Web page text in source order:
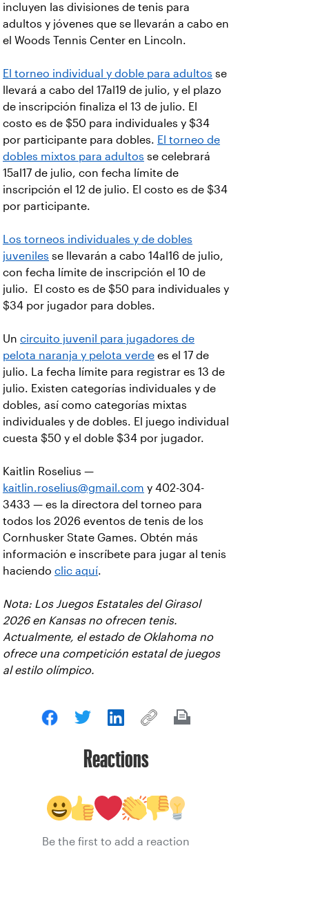
incluyen las divisiones de tenis para
adultos y jóvenes que se llevarán a cabo en
el Woods Tennis Center en Lincoln.
El torneo individual y doble para adultos se
llevará a cabo del 17al19 de julio, y el plazo
de inscripción finaliza el 13 de julio. El
costo es de $50 para individuales y $34
por participante para dobles. El torneo de
dobles mixtos para adultos se celebrará
15al17 de julio, con fecha límite de
inscripción el 12 de julio. El costo es de $34
por participante.
Los torneos individuales y de dobles
juveniles se llevarán a cabo 14al16 de julio,
con fecha límite de inscripción el 10 de
julio. El costo es de $50 para individuales y
$34 por jugador para dobles.
Un circuito juvenil para jugadores de
pelota naranja y pelota verde es el 17 de
julio. La fecha límite para registrar es 13 de
julio. Existen categorías individuales y de
dobles, así como categorías mixtas
individuales y de dobles. El juego individual
cuesta $50 y el doble $34 por jugador.
Kaitlin Roselius —
kaitlin.roselius@gmail.com y 402-304-
3433 — es la directora del torneo para
todos los 2026 eventos de tenis de los
Cornhusker State Games. Obtén más
información e inscríbete para jugar al tenis
haciendo clic aquí.
Nota: Los Juegos Estatales del Girasol
2026 en Kansas no ofrecen tenis.
Actualmente, el estado de Oklahoma no
ofrece una competición estatal de juegos
al estilo olímpico.
Reactions
Be the first to add a reaction